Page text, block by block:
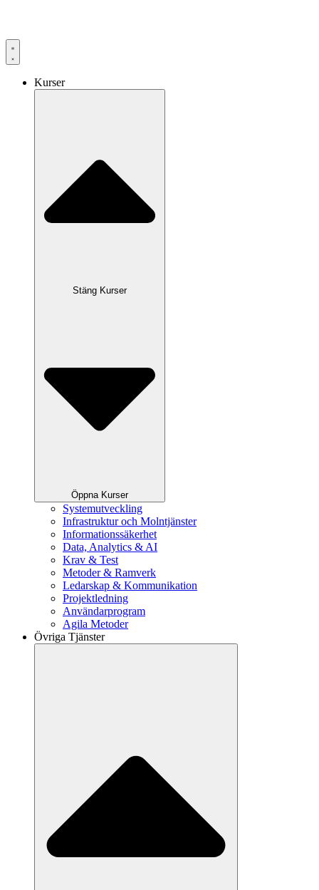
innehåll
Kurser
Stäng Kurser
Öppna Kurser
Systemutveckling
Infrastruktur och Molntjänster
Informationssäkerhet
Data, Analytics & AI
Krav & Test
Metoder & Ramverk
Ledarskap & Kommunikation
Projektledning
Användarprogram
Agila Metoder
Övriga Tjänster